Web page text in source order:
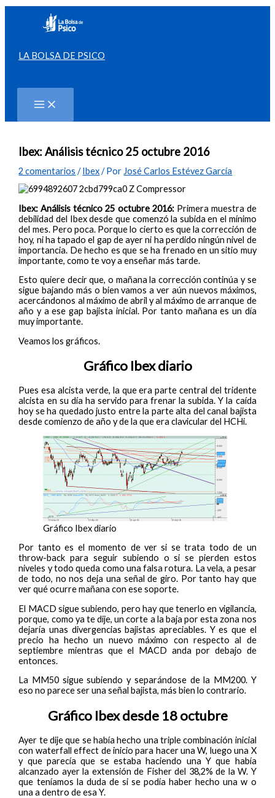
contenido
LA BOLSA DE PSICO
Ibex: Análisis técnico 25 octubre 2016
2 comentarios /Ibex/ Por José Carlos Estévez García
Ibex: Análisis técnico 25 octubre 2016:Primera muestra de
debilidad del Ibex desde que comenzó la subida en el mínimo
del mes. Pero poca. Porque lo cierto es que la corrección de
hoy, ni ha tapado el gap de ayer ni ha perdido ningún nivel de
importancia. De hecho es que se ha frenado en un sitio muy
importante, como te voy a enseñar más tarde.
Esto quiere decir que, o mañana la corrección continúa y se
sigue bajando más o bien vamos a ver aún nuevos máximos,
acercándonos al máximo de abril y al máximo de arranque de
año y a ese gap bajista inicial. Por tanto mañana es un día
muy importante.
Veamos los gráficos.
Gráfico Ibex diario
Pues esa alcista verde, la que era parte central del tridente
alcista en su día ha servido para frenar la subida. Y la caída
hoy se ha quedado justo entre la parte alta del canal bajista
desde comienzo de año y de la que era clavicular del HCHi.
Gráfico Ibex diario
Por tanto es el momento de ver si se trata todo de un
throw-back para seguir subiendo o si se pierden estos
niveles y todo queda como una falsa rotura. La vela, a pesar
de todo, no nos deja una señal de giro. Por tanto hay que
ver qué ocurre mañana con ese soporte.
El MACD sigue subiendo, pero hay que tenerlo en vigilancia,
porque, como ya te dije, un corte a la baja por esta zona nos
dejaría unas divergencias bajistas apreciables. Y es que el
precio ha hecho un nuevo máximo con respecto al de
septiembre mientras que el MACD anda por debajo de
entonces.
La MM50 sigue subiendo y separándose de la MM200. Y
eso no parece ser una señal bajista, más bien lo contrario.
Gráfico Ibex desde 18 octubre
Ayer te dije que se había hecho una triple combinación inicial
con waterfall effect de inicio para hacer una W, luego una X
y que parecía que se estaba haciendo una Y que había
alcanzado ayer la extensión de Fisher del 38,2% de la W. Y
que teníamos la duda de si se podía haber hecho una w o
una a dentro de esa Y.